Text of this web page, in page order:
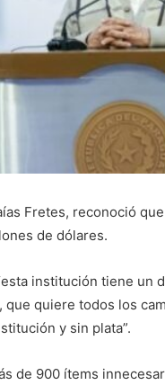
Fretes, reconoció
de dólares.
institución tiene un
que quiere todos los
y sin plata”.
de 900 ítems